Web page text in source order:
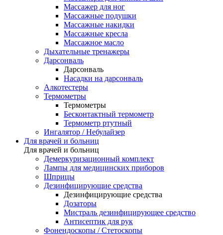
Массажер для ног
Массажные подушки
Массажные накидки
Массажные кресла
Массажное масло
Дыхательные тренажеры
Дарсонваль
Дарсонваль
Насадки на дарсонваль
Алкотестеры
Термометры
Термометры
Бесконтактный термометр
Термометр ртутный
Ингалятор / Небулайзер
Для врачей и больниц
Для врачей и больниц
Демеркуризационный комплект
Лампы для медицинских приборов
Шприцы
Дезинфицирующие средства
Дезинфицирующие средства
Дозаторы
Мистраль дезинфицирующее средство
Антисептик для рук
Фонендоскопы / Стетоскопы